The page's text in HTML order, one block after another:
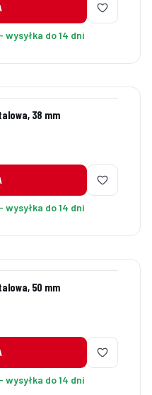
wysyłka do 14 dni
38 mm
wysyłka do 14 dni
50 mm
wysyłka do 14 dni